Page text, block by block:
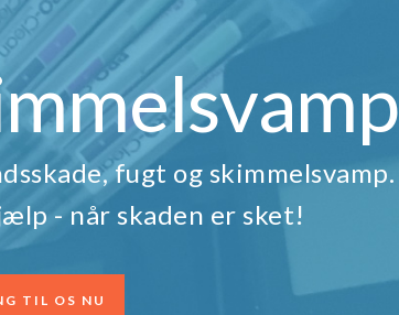
fugt og skimmelsvamp.
- når skaden er sket!
TIL OS NU